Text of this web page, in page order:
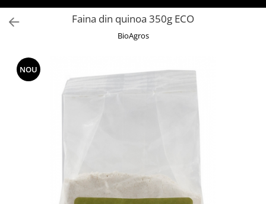
NUCI ȘI SEMINȚE
FRUCTE DESHIDRATATE
ÎNDULCITORI NATURALI / MIERE
FRUCTE LA CONSERVĂ
OȚETURI ȘI SOSURI
CEAIURI GRECEȘTI
Faina din quinoa 350g ECO
BioAgros
NOU